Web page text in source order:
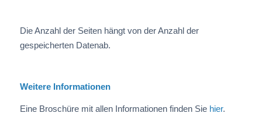
Die Anzahl der Seiten hängt von der Anzahl der
gespeicherten Datenab.
Weitere Informationen
Eine Broschüre mit allen Informationen finden Sie hier.